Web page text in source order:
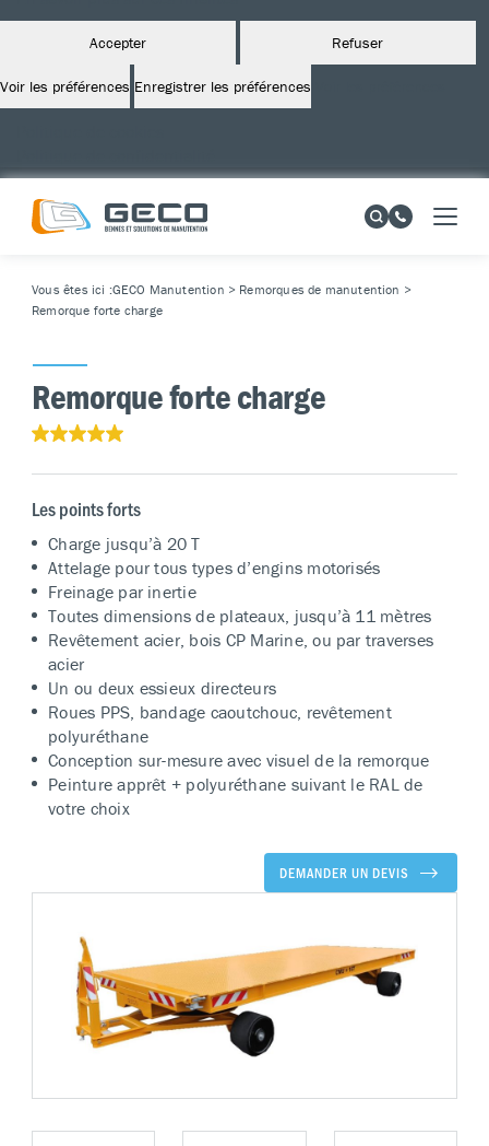
Accepter Refuser
Voir les préférences Enregistrer les préférences
Vous êtes ici :GECO Manutention > Remorques de manutention >
Remorque forte charge
Remorque forte charge
Les points forts
Charge jusqu’à 20 T
Attelage pour tous types d’engins motorisés
Freinage par inertie
Toutes dimensions de plateaux, jusqu’à 11 mètres
Revêtement acier, bois CP Marine, ou par traverses
acier
Un ou deux essieux directeurs
Roues PPS, bandage caoutchouc, revêtement
polyuréthane
Conception sur-mesure avec visuel de la remorque
Peinture apprêt + polyuréthane suivant le RAL de
votre choix
DEMANDER UN DEVIS